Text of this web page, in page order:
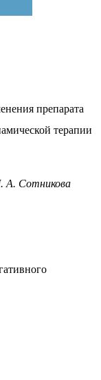
препарата
терапии
А. Сотникова